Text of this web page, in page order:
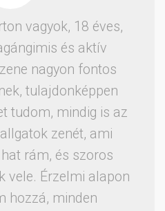
vagyok, 18 éves,
és aktív
nagyon fontos
tulajdonképpen
tudom, mindig is az
zenét, ami
rám, és szoros
vele. Érzelmi alapon
hozzá, minden